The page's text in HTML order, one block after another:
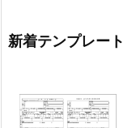
新着テンプレート